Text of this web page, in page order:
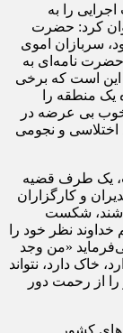
اجرایی را به
کرد: حضرت
سربازان اموی
حضرت نامه‌ای به
این است که برخی
یک منطقه را
خوب بی عرضه در
و نجومی
یک طرف قضیه
و کارگزاران
شکست
نظر خود را
«من وجد
خاک دارد، نتواند
را از رحمت دور
کشور